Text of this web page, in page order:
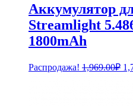
Аккумулятор
Streamlight
1800mAh
Распродажа! 1,969.00₽